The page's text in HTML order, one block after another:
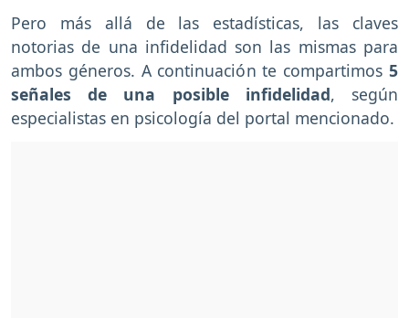
Pero más allá de las estadísticas, las claves
notorias de una infidelidad son las mismas para
ambos géneros. A continuación te compartimos 5
señales de una posible infidelidad, según
especialistas en psicología del portal mencionado.